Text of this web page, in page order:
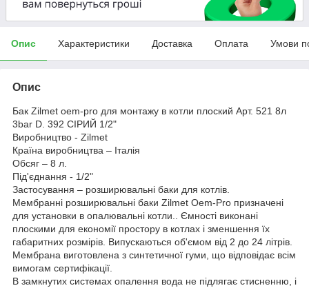
Опис Характеристики Доставка Оплата Умови
Опис
Бак Zilmet oem-pro для монтажу в котли плоский Арт. 521 8л
3bar D. 392 СІРИЙ 1/2"
Виробництво - Zilmet
Країна виробництва – Італія
Обсяг – 8 л.
Під'єднання - 1/2"
Застосування – розширювальні баки для котлів.
Мембранні розширювальні баки Zilmet Oem-Pro призначені
для установки в опалювальні котли.. Ємності виконані
плоскими для економії простору в котлах і зменшення їх
габаритних розмірів. Випускаються об'ємом від 2 до 24 літрів.
Мембрана виготовлена з синтетичної гуми, що відповідає всім
вимогам сертифікації.
В замкнутих системах опалення вода не підлягає стисненню, і